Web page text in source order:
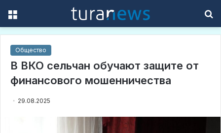
Общество
В ВКО сельчан обучают защите от
финансового мошенничества
29.08.2025